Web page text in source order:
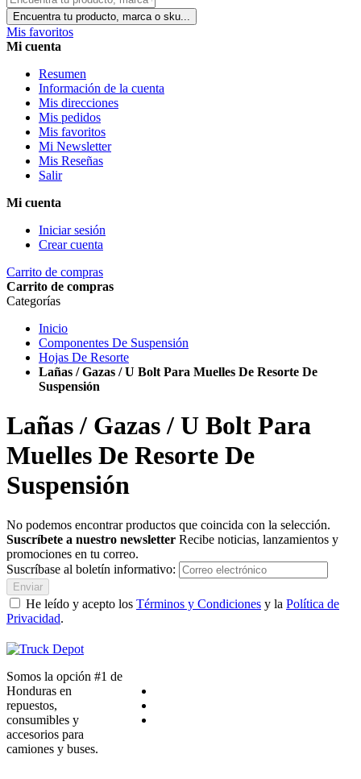
Encuentra tu producto, marca o sku...
Mis favoritos
Mi cuenta
Resumen
Información de la cuenta
Mis direcciones
Mis pedidos
Mis favoritos
Mi Newsletter
Mis Reseñas
Salir
Mi cuenta
Iniciar sesión
Crear cuenta
Carrito de compras
Carrito de compras
Categorías
Inicio
Componentes De Suspensión
Hojas De Resorte
Lañas / Gazas / U Bolt Para Muelles De Resorte De
Suspensión
Lañas / Gazas / U Bolt Para
Muelles De Resorte De
Suspensión
No podemos encontrar productos que coincida con la selección.
Suscríbete a nuestro newsletter Recibe noticias, lanzamientos y
promociones en tu correo.
Suscríbase al boletín informativo:
Enviar
He leído y acepto los Términos y Condiciones y la Política de
Privacidad.
Somos la opción #1 de
Honduras en
repuestos,
consumibles y
accesorios para
camiones y buses.